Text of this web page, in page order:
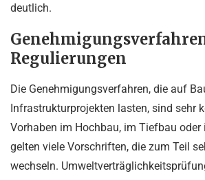
deutlich.
Regulierungen
Die Genehmigungsverfahren, die auf
Infrastrukturprojekten lasten, sind sehr
Vorhaben im Hochbau, im Tiefbau
gelten viele Vorschriften, die zum Teil
wechseln.